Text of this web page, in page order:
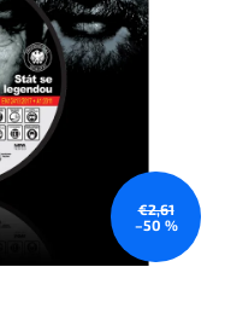
€2,61
–50 %